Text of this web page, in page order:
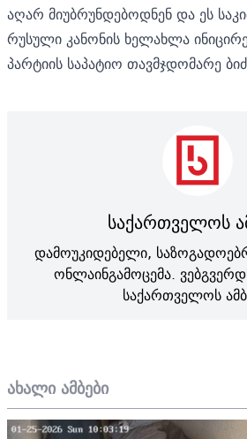
ახალი ამბები
აღარ მიუბრუნდებოდნენ და ეს
რუსული კანონის ხელახლა
პარტიის საპატიო თავმჯდომარე
საქართველოს
დამოუკიდებელი,
ონლაინგამოცემა.
საქართველოს